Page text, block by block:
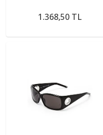
1.368,50 TL